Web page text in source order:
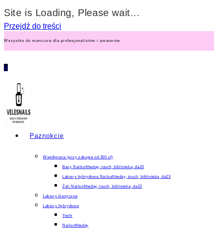
Site is Loading, Please wait...
Przejdź do treści
Wszystko do manicure dla profesjonalistów i amatorów
0
Paznokcie
Współpraca (przy zakupie od 300 zł)
Bazy Nailsoftheday, touch, biblioteka, da23
Lakiery hybrydowe Nailsoftheday, touch, biblioteka, da23
Żeli Nailsoftheday, touch, biblioteka, da23
Lakiery klasyczne
Lakiery hybrydowe
Yoshi
Nailsoftheday